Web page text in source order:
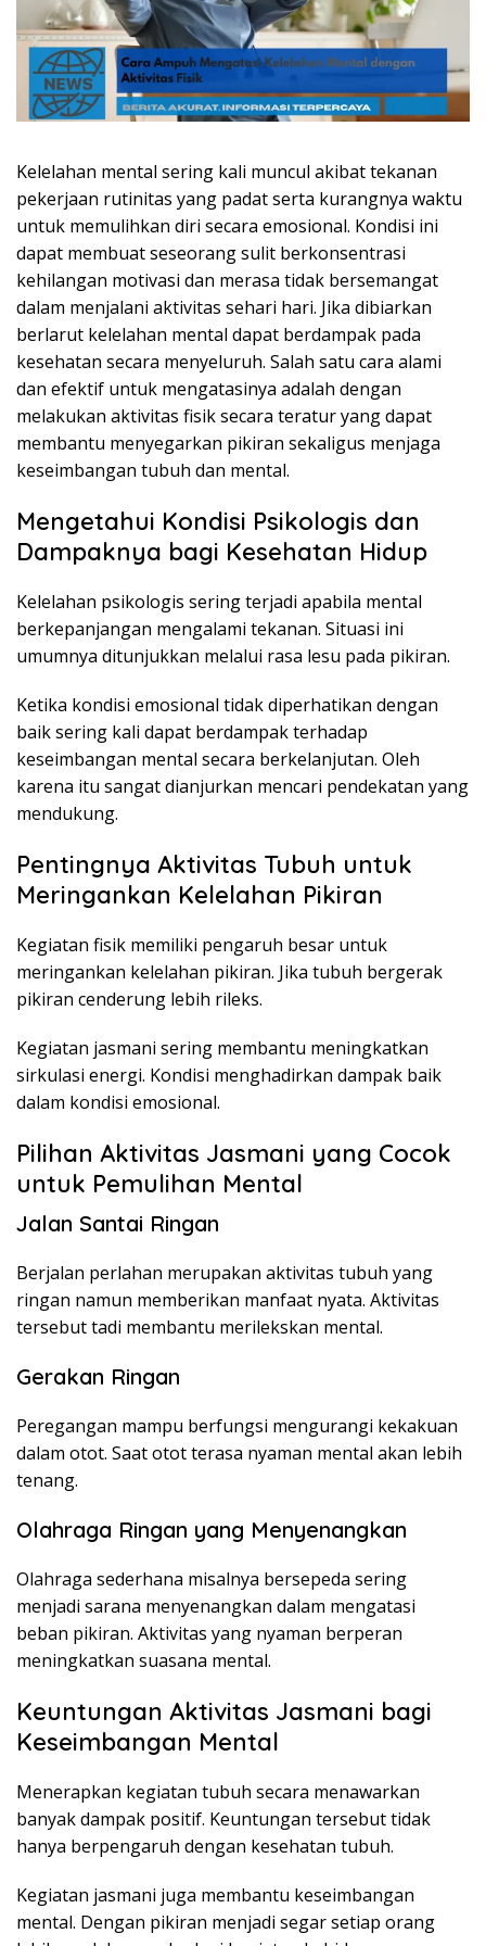
Kelelahan mental sering kali muncul akibat tekanan
pekerjaan rutinitas yang padat serta kurangnya waktu
untuk memulihkan diri secara emosional. Kondisi ini
dapat membuat seseorang sulit berkonsentrasi
kehilangan motivasi dan merasa tidak bersemangat
dalam menjalani aktivitas sehari hari. Jika dibiarkan
berlarut kelelahan mental dapat berdampak pada
kesehatan secara menyeluruh. Salah satu cara alami
dan efektif untuk mengatasinya adalah dengan
melakukan aktivitas fisik secara teratur yang dapat
membantu menyegarkan pikiran sekaligus menjaga
keseimbangan tubuh dan mental.
Mengetahui Kondisi Psikologis dan
Dampaknya bagi Kesehatan Hidup
Kelelahan psikologis sering terjadi apabila mental
berkepanjangan mengalami tekanan. Situasi ini
umumnya ditunjukkan melalui rasa lesu pada pikiran.
Ketika kondisi emosional tidak diperhatikan dengan
baik sering kali dapat berdampak terhadap
keseimbangan mental secara berkelanjutan. Oleh
karena itu sangat dianjurkan mencari pendekatan yang
mendukung.
Pentingnya Aktivitas Tubuh untuk
Meringankan Kelelahan Pikiran
Kegiatan fisik memiliki pengaruh besar untuk
meringankan kelelahan pikiran. Jika tubuh bergerak
pikiran cenderung lebih rileks.
Kegiatan jasmani sering membantu meningkatkan
sirkulasi energi. Kondisi menghadirkan dampak baik
dalam kondisi emosional.
Pilihan Aktivitas Jasmani yang Cocok
untuk Pemulihan Mental
Jalan Santai Ringan
Berjalan perlahan merupakan aktivitas tubuh yang
ringan namun memberikan manfaat nyata. Aktivitas
tersebut tadi membantu merilekskan mental.
Gerakan Ringan
Peregangan mampu berfungsi mengurangi kekakuan
dalam otot. Saat otot terasa nyaman mental akan lebih
tenang.
Olahraga Ringan yang Menyenangkan
Olahraga sederhana misalnya bersepeda sering
menjadi sarana menyenangkan dalam mengatasi
beban pikiran. Aktivitas yang nyaman berperan
meningkatkan suasana mental.
Keuntungan Aktivitas Jasmani bagi
Keseimbangan Mental
Menerapkan kegiatan tubuh secara menawarkan
banyak dampak positif. Keuntungan tersebut tidak
hanya berpengaruh dengan kesehatan tubuh.
Kegiatan jasmani juga membantu keseimbangan
mental. Dengan pikiran menjadi segar setiap orang